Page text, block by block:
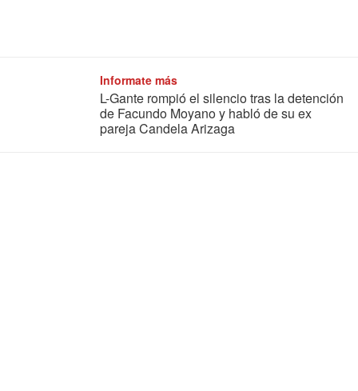
Informate más
L-Gante rompió el silencio tras la detención
de Facundo Moyano y habló de su ex
pareja Candela Arizaga